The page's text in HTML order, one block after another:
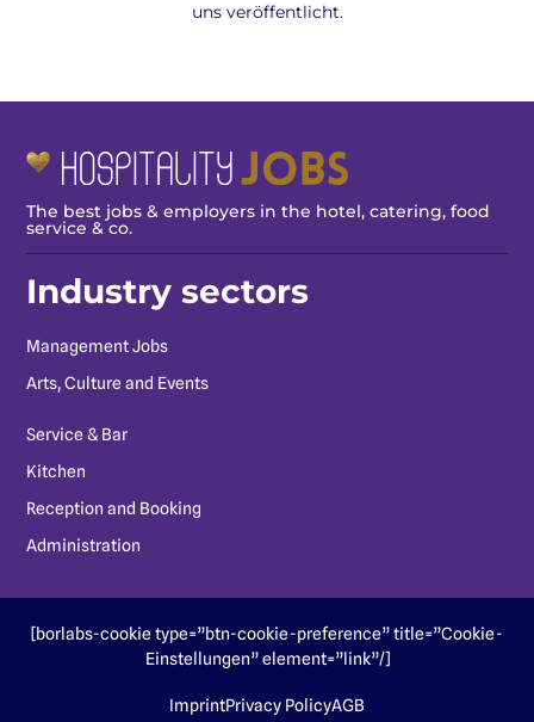
uns veröffentlicht.
The best jobs & employers in the hotel, catering, food
service & co.
Industry sectors
Management Jobs
Arts, Culture and Events
Service & Bar
Kitchen
Reception and Booking
Administration
[borlabs-cookie type=”btn-cookie-preference” title=”Cookie-
Einstellungen” element=”link”/]
ImprintPrivacy PolicyAGB